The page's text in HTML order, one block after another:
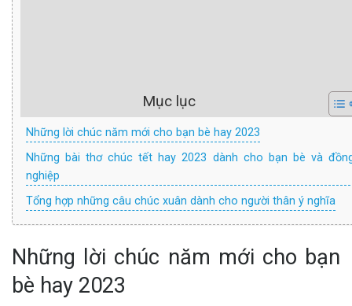
Mục lục
Những lời chúc năm mới cho bạn bè hay 2023
Những bài thơ chúc tết hay 2023 dành cho bạn bè và
nghiệp
Tổng hợp những câu chúc xuân dành cho người thân ý nghĩa
Những lời chúc năm mới cho bạn
bè hay 2023